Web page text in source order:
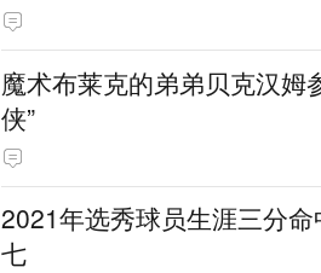
魔术布莱克的弟弟贝克汉姆
侠”
2021年选秀球员生涯三分
七